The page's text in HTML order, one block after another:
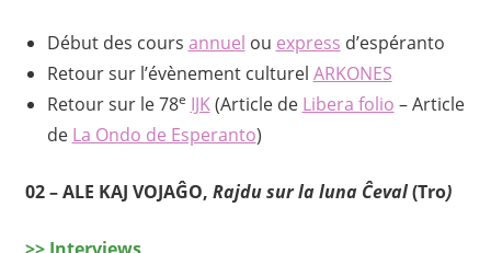
Début des cours annuel ou express d’espéranto
Retour sur l’évènement culturel ARKONES
Retour sur le 78e IJK(Article de Libera folio – Article
de La Ondo de Esperanto)
02 – ALE KAJ VOJAĜO, Rajdu sur la luna Ĉeval(Tro)